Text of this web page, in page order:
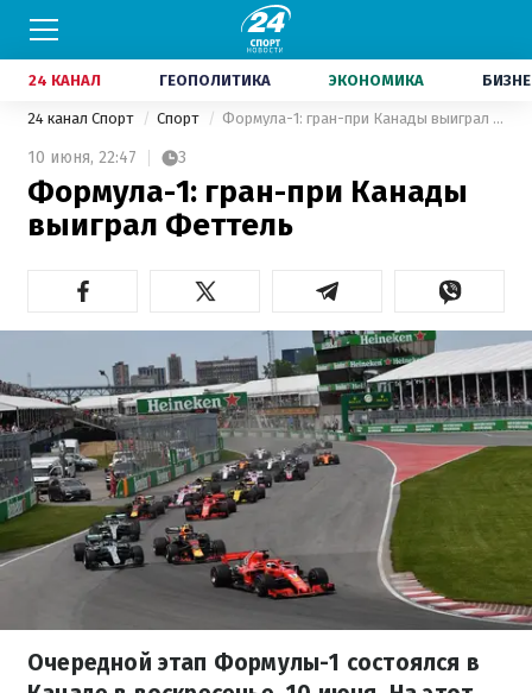
24 КАНАЛ ГЕОПОЛИТИКА ЭКОНОМИКА
24 канал Спорт Спорт Формула-1: гран-при Канады выиграл Феттель
10 июня, 22:47 3
Формула-1: гран-при Канады
выиграл Феттель
Очередной этап Формулы-1 состоялся в